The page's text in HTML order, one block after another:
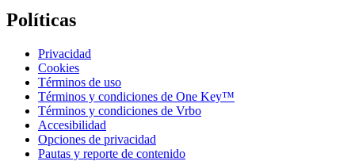
Políticas
Privacidad
Cookies
Términos de uso
Términos y condiciones de One Key™
Términos y condiciones de Vrbo
Accesibilidad
Opciones de privacidad
Pautas y reporte de contenido